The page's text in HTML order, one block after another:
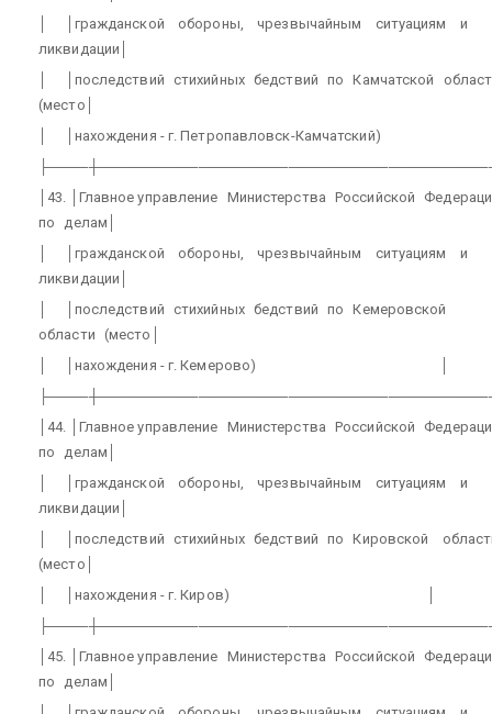
│гражданской обороны, чрезвычайным ситуациям
и
ликвидации│
│последствий стихийных бедствий по Камчатской
(место│
│нахождения - г. Петропавловск-Камчатский)
│43. │Главное управление Министерства Российской
по
делам│
│гражданской обороны, чрезвычайным ситуациям
и
ликвидации│
│последствий стихийных бедствий по
Кемеровской
области (место│
│нахождения - г. Кемерово)
│44. │Главное управление Министерства Российской
по
делам│
│гражданской обороны, чрезвычайным ситуациям
и
ликвидации│
│последствий стихийных бедствий по Кировской
(место│
│нахождения - г. Киров)
│45. │Главное управление Министерства Российской
по
делам│